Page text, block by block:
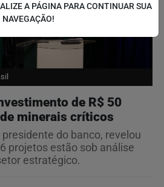
de R$ 50
minerais críticos
do banco, revelou
projetos estão sob análise
estratégico.
A PÁGINA PARA CONTINUAR SUA
NAVEGAÇÃO!